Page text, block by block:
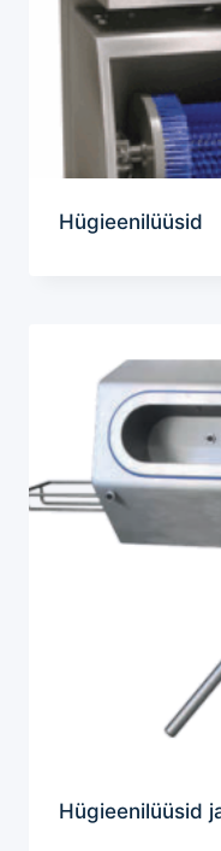
Hügieenilüüsid
Hügieenilüüsid